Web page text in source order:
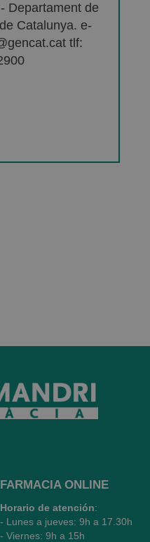
Departament de
Catalunya. e-
tlf:
FARMACIA ONLINE
Horario de atención:
- Lunes a jueves: 9h a 17.30h
- Viernes: 9h a 15h